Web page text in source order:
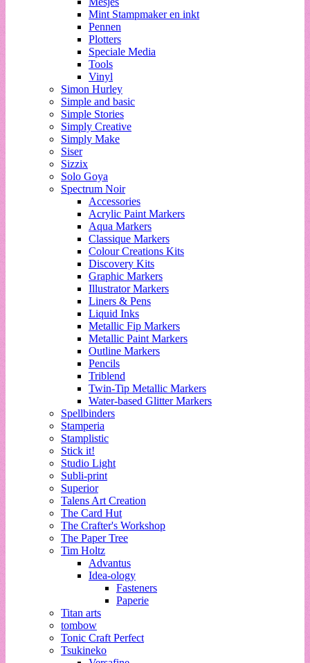
Mint Stampmaker en inkt
Pennen
Plotters
Speciale Media
Tools
Vinyl
Simon Hurley
Simple and basic
Simple Stories
Simply Creative
Simply Make
Siser
Sizzix
Solo Goya
Spectrum Noir
Accessories
Acrylic Paint Markers
Aqua Markers
Classique Markers
Colour Creations Kits
Discovery Kits
Graphic Markers
Illustrator Markers
Liners & Pens
Liquid Inks
Metallic Fip Markers
Metallic Paint Markers
Outline Markers
Pencils
Triblend
Twin-Tip Metallic Markers
Water-based Glitter Markers
Spellbinders
Stamperia
Stamplistic
Stick it!
Studio Light
Subli-print
Superior
Talens Art Creation
The Card Hut
The Crafter's Workshop
The Paper Tree
Tim Holtz
Advantus
Idea-ology
Fasteners
Paperie
Titan arts
tombow
Tonic Craft Perfect
Tsukineko